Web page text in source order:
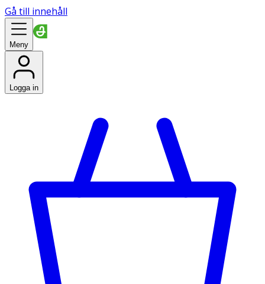
Gå till innehåll
Meny
Logga in